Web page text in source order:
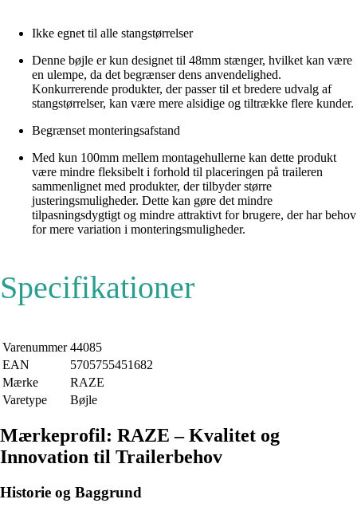
Ikke egnet til alle stangstørrelser
Denne bøjle er kun designet til 48mm stænger, hvilket kan være
en ulempe, da det begrænser dens anvendelighed.
Konkurrerende produkter, der passer til et bredere udvalg af
stangstørrelser, kan være mere alsidige og tiltrække flere kunder.
Begrænset monteringsafstand
Med kun 100mm mellem montagehullerne kan dette produkt
være mindre fleksibelt i forhold til placeringen på traileren
sammenlignet med produkter, der tilbyder større
justeringsmuligheder. Dette kan gøre det mindre
tilpasningsdygtigt og mindre attraktivt for brugere, der har behov
for mere variation i monteringsmuligheder.
Specifikationer
Varenummer 44085
EAN
5705755451682
Mærke
RAZE
Varetype
Bøjle
Mærkeprofil: RAZE – Kvalitet og
Innovation til Trailerbehov
Historie og Baggrund